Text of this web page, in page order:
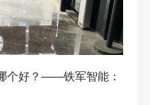
个好？——铁军智能：